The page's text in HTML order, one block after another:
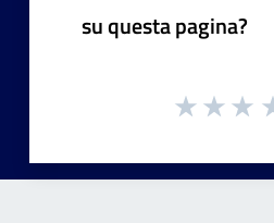
su questa pagina?